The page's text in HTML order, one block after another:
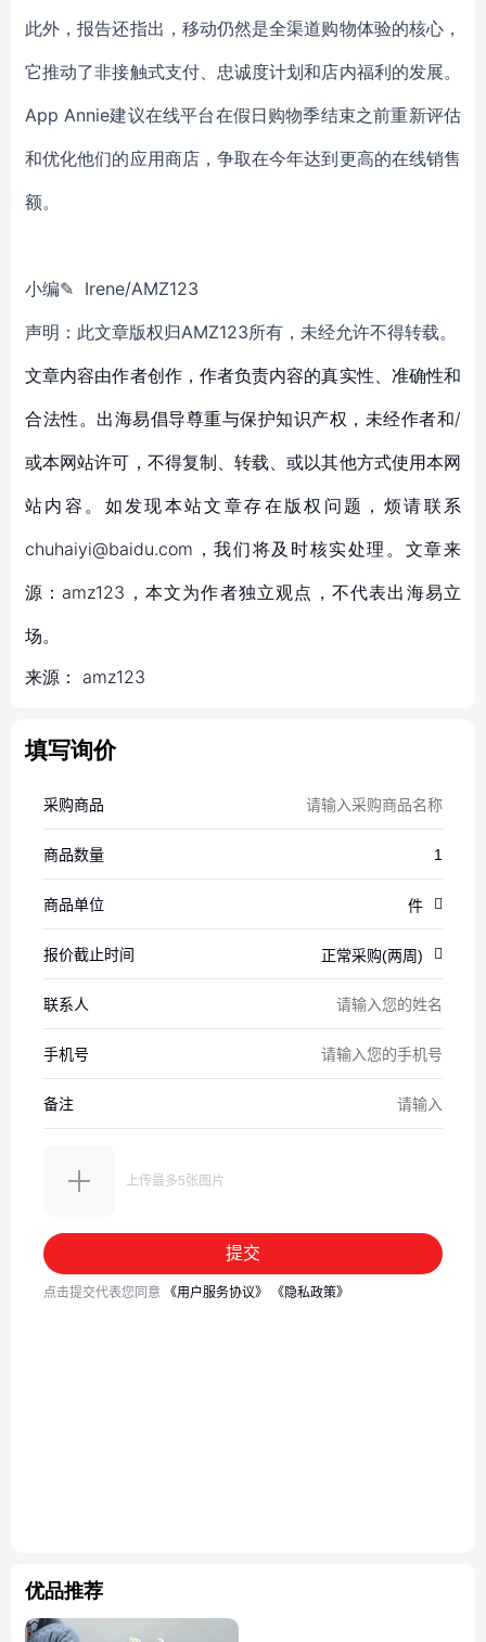
此外，报告还指出，移动仍然是全渠道购物体验的核心，
它推动了非接触式支付、忠诚度计划和店内福利的发展。
App Annie建议在线平台在假日购物季结束之前重新评估
和优化他们的应用商店，争取在今年达到更高的在线销售
额。
小编✎ Irene/AMZ123
声明：此文章版权归AMZ123所有，未经允许不得转载。
文章内容由作者创作，作者负责内容的真实性、准确性和
合法性。出海易倡导尊重与保护知识产权，未经作者和/
或本网站许可，不得复制、转载、或以其他方式使用本网
站内容。如发现本站文章存在版权问题，烦请联系
chuhaiyi@baidu.com，我们将及时核实处理。文章来
源：amz123，本文为作者独立观点，不代表出海易立
场。
来源： amz123
填写询价
优品推荐